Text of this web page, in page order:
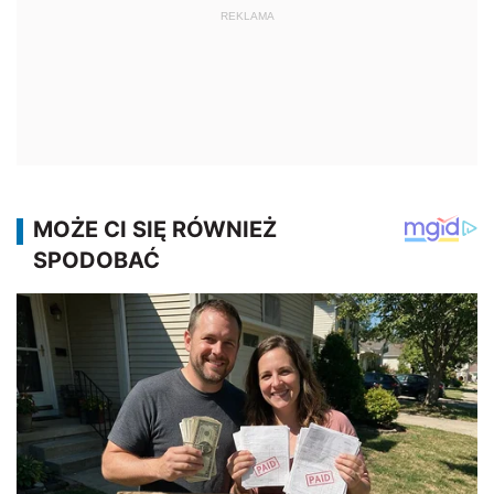
REKLAMA